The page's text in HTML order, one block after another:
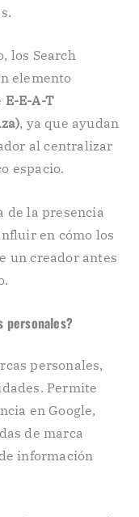
los Search
elemento
E-E-A-T
, ya que ayudan
al centralizar
espacio.
de la presencia
en cómo los
un creador antes
personales?
personales,
Permite
en Google,
de marca
información